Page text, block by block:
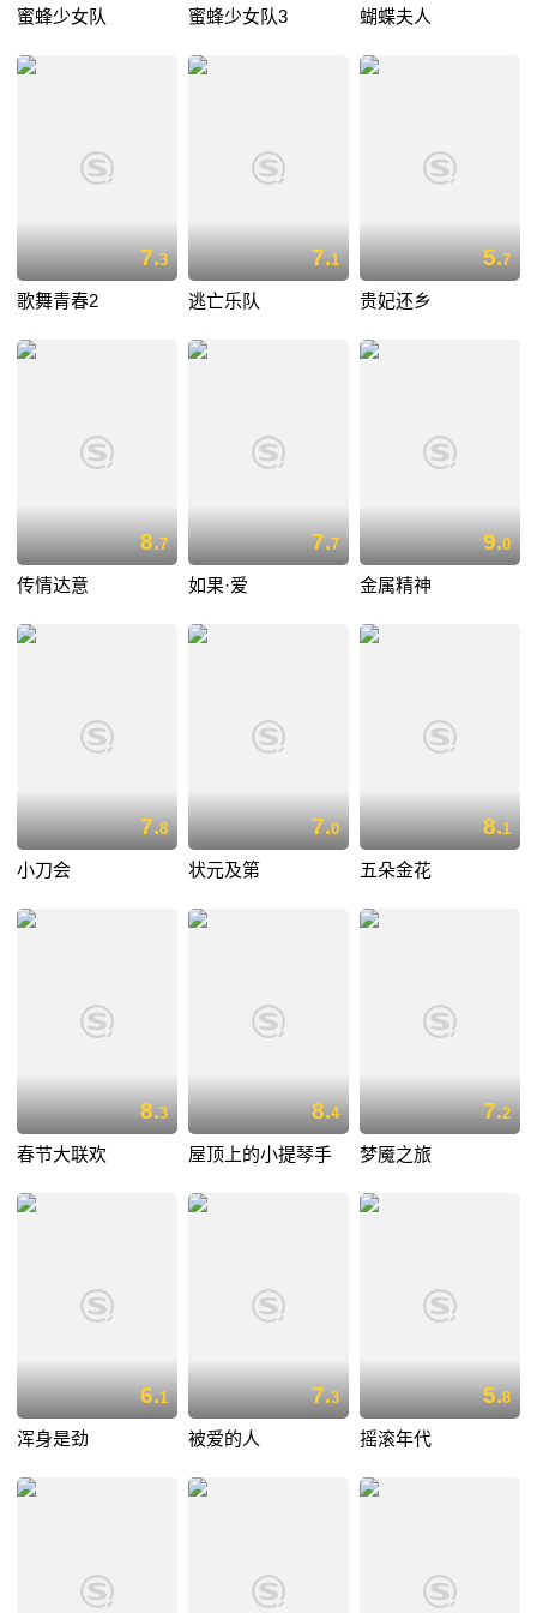
蜜蜂少女队 蜜蜂少女队3 蝴蝶夫人
7.3
歌舞青春2
7.1
逃亡乐队
5.7
贵妃还乡
8.7
传情达意
7.7
如果·爱
9.0
金属精神
7.8
小刀会
7.0
状元及第
8.1
五朵金花
8.3
春节大联欢
8.4
屋顶上的小提琴手
7.2
梦魇之旅
6.1
浑身是劲
7.3
被爱的人
5.8
摇滚年代